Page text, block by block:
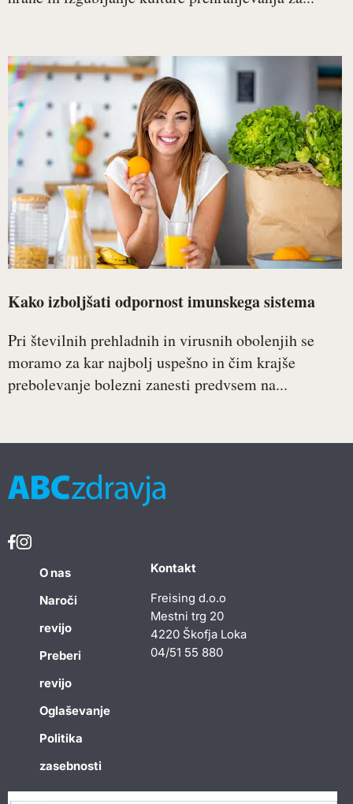
Kako izboljšati odpornost imunskega sistema
Pri številnih prehladnih in virusnih obolenjih se
moramo za kar najbolj uspešno in čim krajše
prebolevanje bolezni zanesti predvsem na...
O nas
Naroči
revijo
Preberi
revijo
Oglaševanje
Politika
zasebnosti
Kontakt
Freising d.o.o
Mestni trg 20
4220 Škofja Loka
04/51 55 880